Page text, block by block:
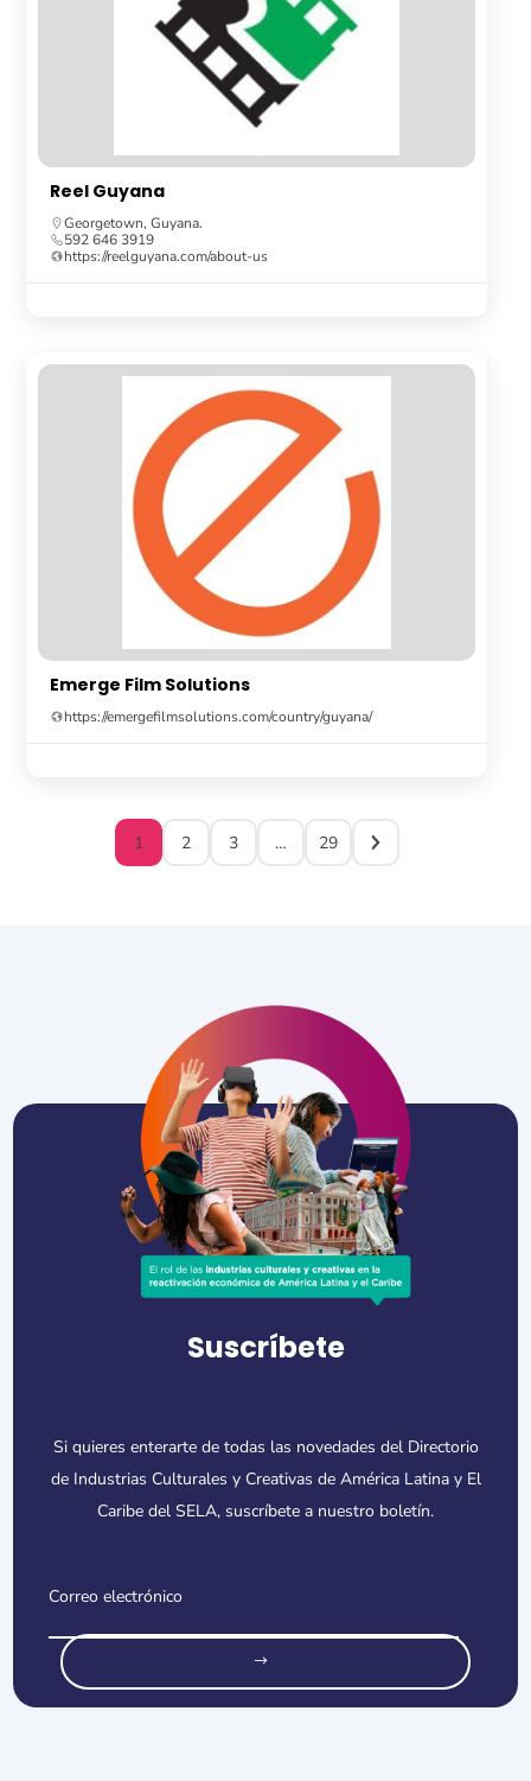
Reel Guyana
Georgetown, Guyana.
592 646 3919
https://reelguyana.com/about-us
Emerge Film Solutions
https://emergefilmsolutions.com/country/guyana/
1 2 3 … 29
Suscríbete
Si quieres enterarte de todas las novedades del Directorio
de Industrias Culturales y Creativas de América Latina y El
Caribe del SELA, suscríbete a nuestro boletín.